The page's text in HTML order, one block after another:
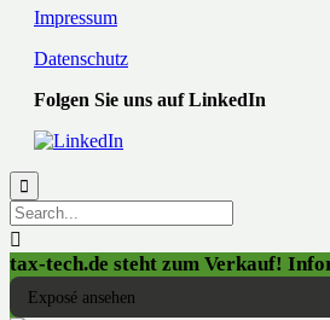
Impressum
Datenschutz
Folgen Sie uns auf LinkedIn


tax-tech.de steht zum Verkauf!
Exposé ansehen